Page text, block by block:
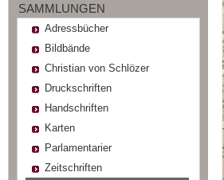
SAMMLUNGEN
Adressbücher
Bildbände
Christian von Schlözer
Druckschriften
Handschriften
Karten
Parlamentarier
Zeitschriften